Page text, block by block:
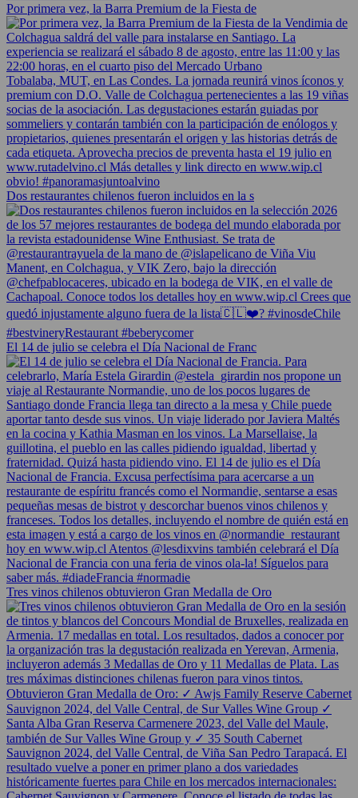
Por primera vez, la Barra Premium de la Fiesta de
Dos restaurantes chilenos fueron incluidos en la s
El 14 de julio se celebra el Día Nacional de Franc
Tres vinos chilenos obtuvieron Gran Medalla de Oro